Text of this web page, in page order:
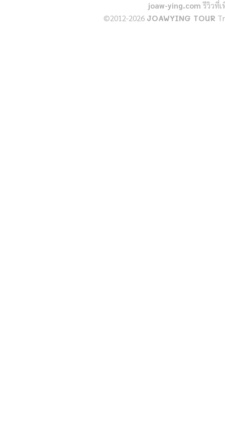
joaw-ying.com รีวิวที่เ
©2012-2026 JOAWYING TOUR